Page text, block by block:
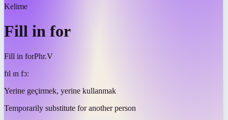
Kelime
Fill in for
Fill in forPhr.V
fɪl ɪn fɔː
Yerine geçirmek, yerine kullanmak
Temporarily substitute for another person